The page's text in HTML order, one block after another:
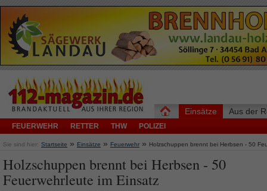
Einsätze
FEUERWEHR RETTER THW POLIZEI
Aus der
Sie sind hier: Startseite » Einsätze » Feuerwehr » Holzschuppen brennt bei Herbsen - 50
Holzschuppen brennt bei Herbsen - 50
Feuerwehrleute im Einsatz